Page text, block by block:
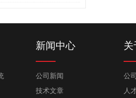
新闻中心
公司新闻
技术文章
关
公
人